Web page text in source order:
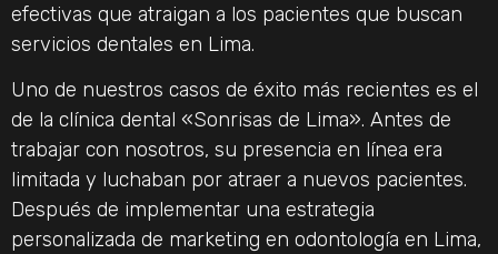
efectivas que atraigan a los pacientes que buscan
servicios dentales en Lima.
Uno de nuestros casos de éxito más recientes es el
de la clínica dental «Sonrisas de Lima». Antes de
trabajar con nosotros, su presencia en línea era
limitada y luchaban por atraer a nuevos pacientes.
Después de implementar una estrategia
personalizada de marketing en odontología en Lima,